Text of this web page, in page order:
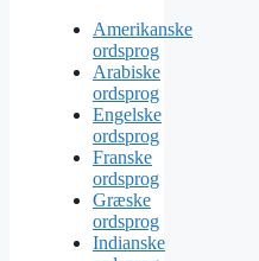
Amerikanske
ordsprog
Arabiske
ordsprog
Engelske
ordsprog
Franske
ordsprog
Græske
ordsprog
Indianske